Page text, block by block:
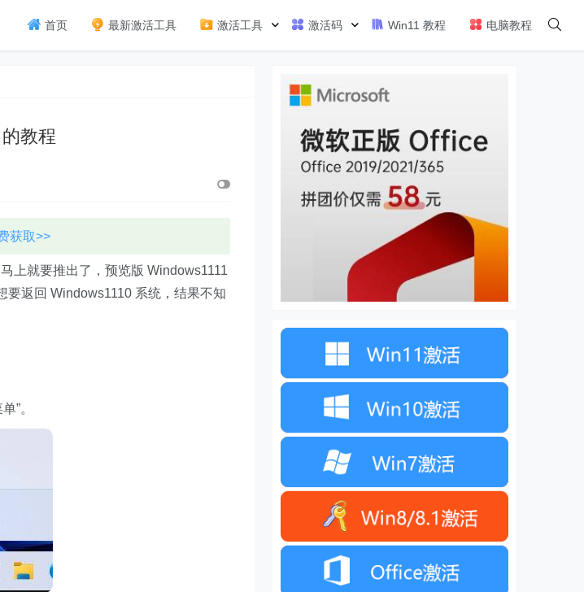
首页 最新激活工具 激活工具 激活码 Win11 教程 电脑教程
教程
获取>>
就要推出了，预览版 Windows1111
要返回 Windows1110 系统，结果不知
”。